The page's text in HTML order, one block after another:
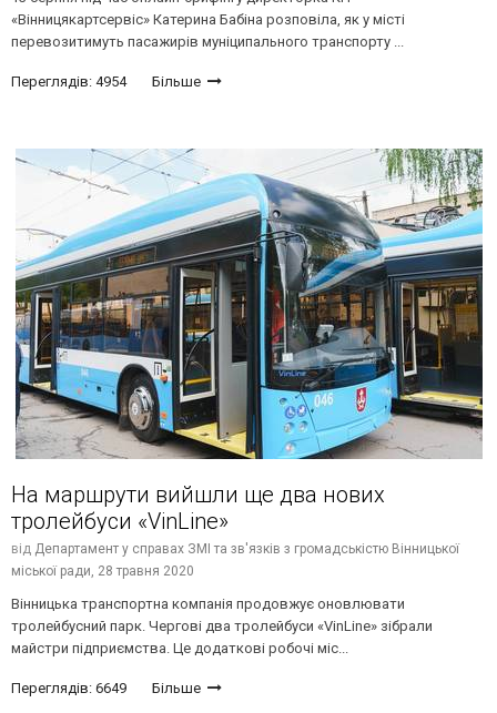
«Вінницякартсервіс» Катерина Бабіна розповіла, як у місті
перевозитимуть пасажирів муніципального транспорту ...
Переглядів: 4954 Більше
На маршрути вийшли ще два нових
тролейбуси «VinLine»
від Департамент у справах ЗМІ та зв'язків з громадськістю Вінницької
міської ради, 28 травня 2020
Вінницька транспортна компанія продовжує оновлювати
тролейбусний парк. Чергові два тролейбуси «VinLine» зібрали
майстри підприємства. Це додаткові робочі міс...
Переглядів: 6649 Більше